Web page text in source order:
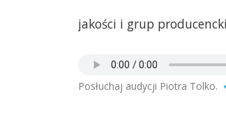
jakości i grup
Posłuchaj audycji Piotra Tolko.